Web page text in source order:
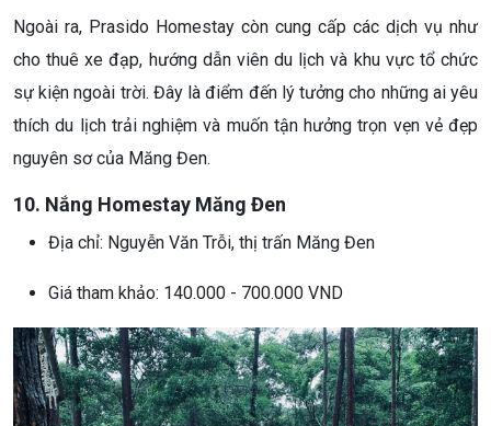
Ngoài ra, Prasido Homestay còn cung cấp các dịch vụ như
cho thuê xe đạp, hướng dẫn viên du lịch và khu vực tổ chức
sự kiện ngoài trời. Đây là điểm đến lý tưởng cho những ai yêu
thích du lịch trải nghiệm và muốn tận hưởng trọn vẹn vẻ đẹp
nguyên sơ của Măng Đen.
10. Nắng Homestay Măng Đen
Địa chỉ: Nguyễn Văn Trỗi, thị trấn Măng Đen
Giá tham khảo: 140.000 - 700.000 VND